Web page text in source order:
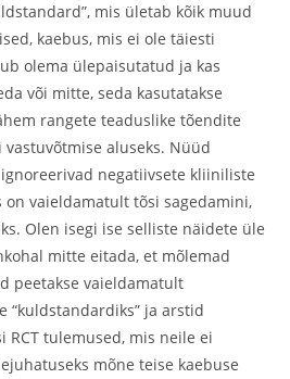
mis ületab kõik muud
kaebus, mis ei ole täiesti
olema ülepaisutatud ja kas
või mitte, seda kasutatakse
rangete teaduslike tõendite
aluseks. Nüüd
negatiivsete kliiniliste
vaieldamatult tõsi sagedamini,
Olen isegi ise selliste näidete üle
mitte eitada, et mõlemad
peetakse vaieldamatult
ja arstid
RCT tulemused, mis neile ei
mõne teise kaebuse